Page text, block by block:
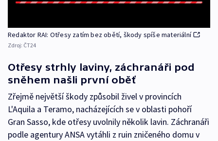
Redaktor RAI: Otřesy zatím bez obětí, škody spíše materiální
Zdroj: ČT24
Otřesy strhly laviny, záchranáři pod
sněhem našli první oběť
Zřejmě největší škody způsobil živel v provincích
L'Aquila a Teramo, nacházejících se v oblasti pohoří
Gran Sasso, kde otřesy uvolnily několik lavin. Záchranáři
podle agentury ANSA vytáhli z ruin zničeného domu v